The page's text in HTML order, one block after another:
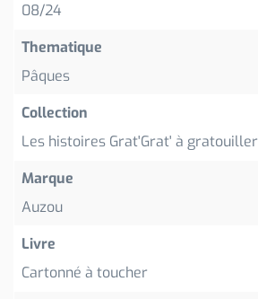
08/24
Thematique
Pâques
Collection
Les histoires Grat'Grat' à gratouiller
Marque
Auzou
Livre
Cartonné à toucher